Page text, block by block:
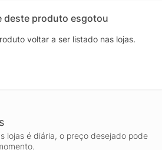
deste produto esgotou
voltar a ser listado nas lojas.
lojas é diária, o preço desejado pode